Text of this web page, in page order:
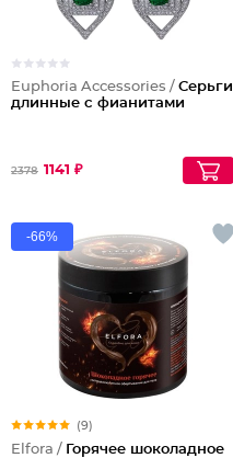
Euphoria Accessories / Серьги
длинные с фианитами
2378 1141 ₽
-66%
(9)
Elfora / Горячее шоколадное